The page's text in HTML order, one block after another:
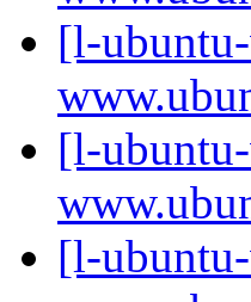
[l-
[l-
[l-